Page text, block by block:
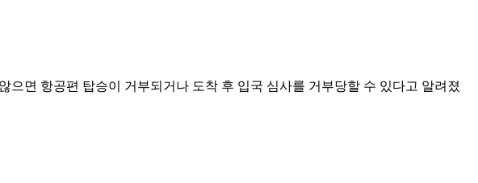
면 항공편 탑승이 거부되거나 도착 후 입국 심사를 거부당할 수 있다고 알려졌